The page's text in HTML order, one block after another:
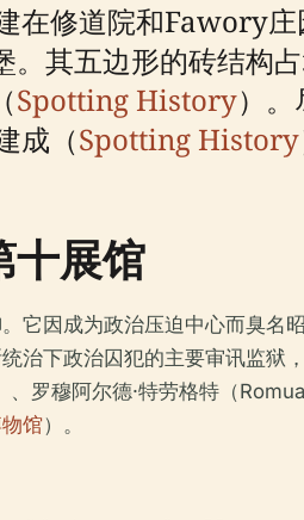
在修道院和Fawory庄
。其五边形的砖结构
Spotting History）
成（Spotting History
十展馆
它因成为政治压迫中心而臭
治下政治囚犯的主要审讯监狱
罗穆阿尔德·特劳格特（
馆）。